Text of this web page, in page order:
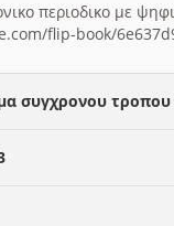
περιοδικο με
flip-book/
συγχρονου